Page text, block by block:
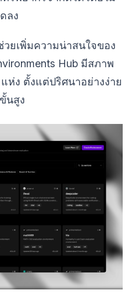
ลง
ยเพิ่มความน่าสนใจของ
Hub มีสภาพ
ห่ง ตั้งแต่ปริศนาอย่างง่าย
นสูง